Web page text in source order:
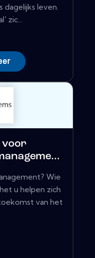
dagelijks leven.
zic...
voor
Wie
u helpen zich
van het